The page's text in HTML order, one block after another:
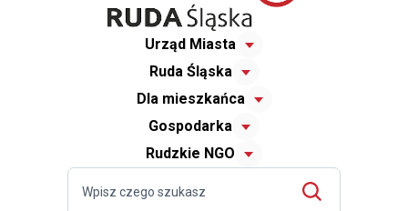
Urząd Miasta
Ruda Śląska
Dla mieszkańca
Gospodarka
Rudzkie NGO